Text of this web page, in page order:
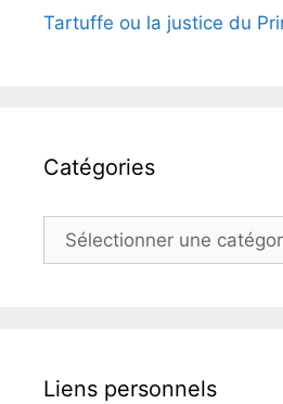
Tartuffe ou la justice du
Catégories
Catégories
Liens personnels